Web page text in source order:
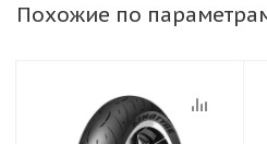
Похожие по